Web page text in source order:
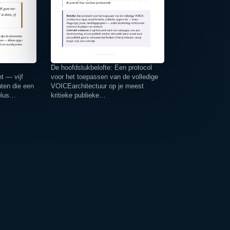
— vijf
die een
De hoofdstukbelofte: Een protocol
voor het toepassen van de volledige
VOICEarchitectuur op je meest
kritieke publieke…